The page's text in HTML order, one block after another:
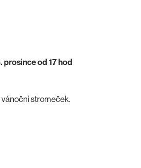
prosince od 17 hod
vánoční stromeček.